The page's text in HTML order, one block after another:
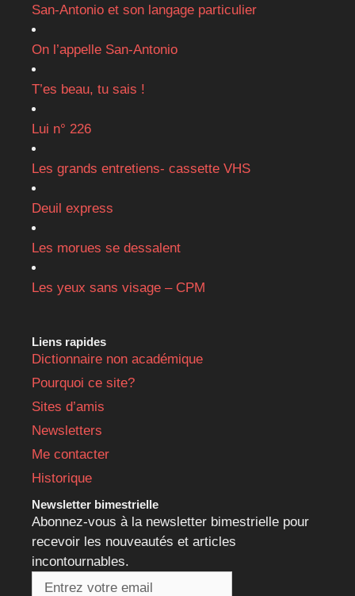
San-Antonio et son langage particulier
On l’appelle San-Antonio
T’es beau, tu sais !
Lui n° 226
Les grands entretiens- cassette VHS
Deuil express
Les morues se dessalent
Les yeux sans visage – CPM
Liens rapides
Dictionnaire non académique
Pourquoi ce site?
Sites d’amis
Newsletters
Me contacter
Historique
Newsletter bimestrielle
Abonnez-vous à la newsletter bimestrielle pour
recevoir les nouveautés et articles
incontournables.